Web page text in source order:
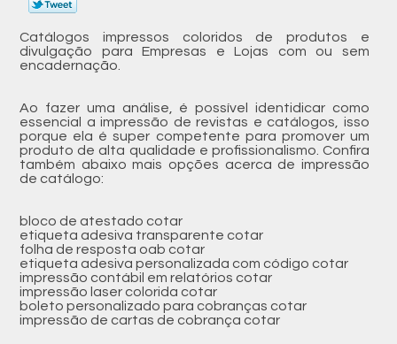
Catálogos impressos coloridos de produtos e
divulgação para Empresas e Lojas com ou sem
encadernação.
Ao fazer uma análise, é possível identidicar como
essencial a impressão de revistas e catálogos, isso
porque ela é super competente para promover um
produto de alta qualidade e profissionalismo. Confira
também abaixo mais opções acerca de impressão
de catálogo:
bloco de atestado cotar
etiqueta adesiva transparente cotar
folha de resposta oab cotar
etiqueta adesiva personalizada com código cotar
impressão contábil em relatórios cotar
impressão laser colorida cotar
boleto personalizado para cobranças cotar
impressão de cartas de cobrança cotar